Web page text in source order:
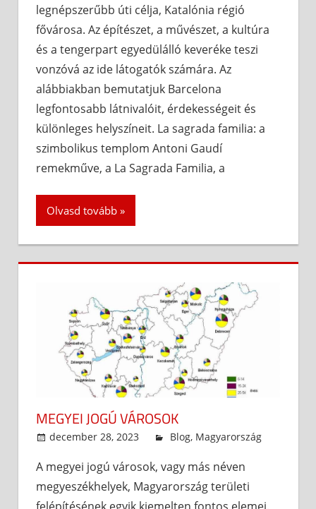
legnépszerűbb úti célja, Katalónia régió
fővárosa. Az építészet, a művészet, a kultúra
és a tengerpart egyedülálló keveréke teszi
vonzóvá az ide látogatók számára. Az
alábbiakban bemutatjuk Barcelona
legfontosabb látnivalóit, érdekességeit és
különleges helyszíneit. La sagrada familia: a
szimbolikus templom Antoni Gaudí
remekműve, a La Sagrada Familia, a
Olvasd tovább
MEGYEI JOGÚ VÁROSOK
december 28, 2023 admin
Blog, Magyarország
A megyei jogú városok, vagy más néven
megyeszékhelyek, Magyarország területi